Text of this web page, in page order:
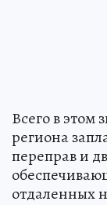
Всего в этом
региона
переправ и
отдаленных